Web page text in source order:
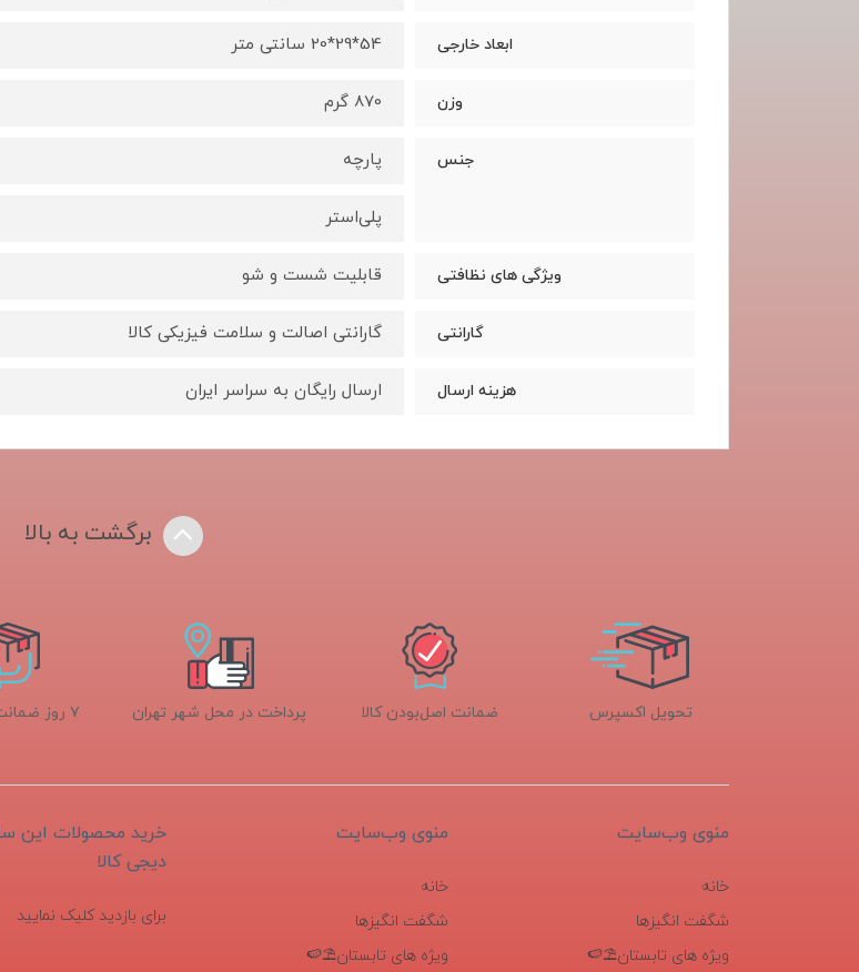
ابعاد خارجی 54*29*20 سانتی متر
وزن 870 گرم
جنس پارچه
پلی‌استر
ویژگی های نظافتی قابلیت شست و شو
گارانتی گارانتی اصالت و سلامت فیزیکی کالا
هزینه ارسال ارسال رایگان به سراسر ایران
برگشت به بالا
تحویل اکسپرس ضمانت اصل‌بودن کالا پرداخت در محل شهر تهران ۷ روز ضمانت بازگشت
منوی وب‌سایت
خانه
شگفت انگیزها
ویژه های تابستان⛱️🍉
منوی وب‌سایت
خانه
شگفت انگیزها
ویژه های تابستان⛱️🍉
خرید محصولات این
دیجی کالا
برای بازدید کلیک نمایید